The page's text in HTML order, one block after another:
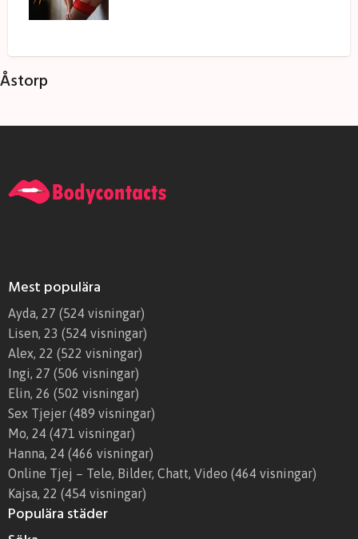
Åstorp
Mest populära
Ayda, 27 (524 visningar)
Lisen, 23 (524 visningar)
Alex, 22 (522 visningar)
Ingi, 27 (506 visningar)
Elin, 26 (502 visningar)
Sex Tjejer (489 visningar)
Mo, 24 (471 visningar)
Hanna, 24 (466 visningar)
Online Tjej – Tele, Bilder, Chatt, Video (464 visningar)
Kajsa, 22 (454 visningar)
Populära städer